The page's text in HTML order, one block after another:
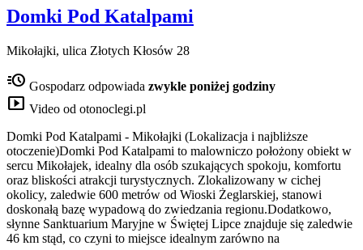
Domki Pod Katalpami
Mikołajki, ulica Złotych Kłosów 28
acute Gospodarz odpowiada zwykle poniżej godziny
smart_display Video od otonoclegi.pl
Domki Pod Katalpami - Mikołajki (Lokalizacja i najbliższe
otoczenie)Domki Pod Katalpami to malowniczo położony obiekt w
sercu Mikołajek, idealny dla osób szukających spokoju, komfortu
oraz bliskości atrakcji turystycznych. Zlokalizowany w cichej
okolicy, zaledwie 600 metrów od Wioski Żeglarskiej, stanowi
doskonałą bazę wypadową do zwiedzania regionu.Dodatkowo,
słynne Sanktuarium Maryjne w Świętej Lipce znajduje się zaledwie
46 km stąd, co czyni to miejsce idealnym zarówno na